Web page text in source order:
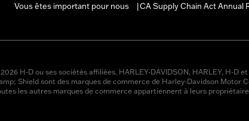
Vous êtes important pour nous
CA Supply Chain Act Annual
H-D ou ses sociétés affiliées. HARLEY-DAVIDSON, HARLEY, H-D
Shield sont des marques de commerce de Harley-Davidson Motor
les autres marques de commerce appartiennent à leurs